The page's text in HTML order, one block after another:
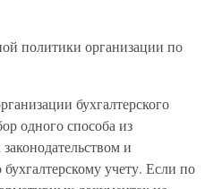
политики организации по
бухгалтерского
одного способа из
и
учету. Если по